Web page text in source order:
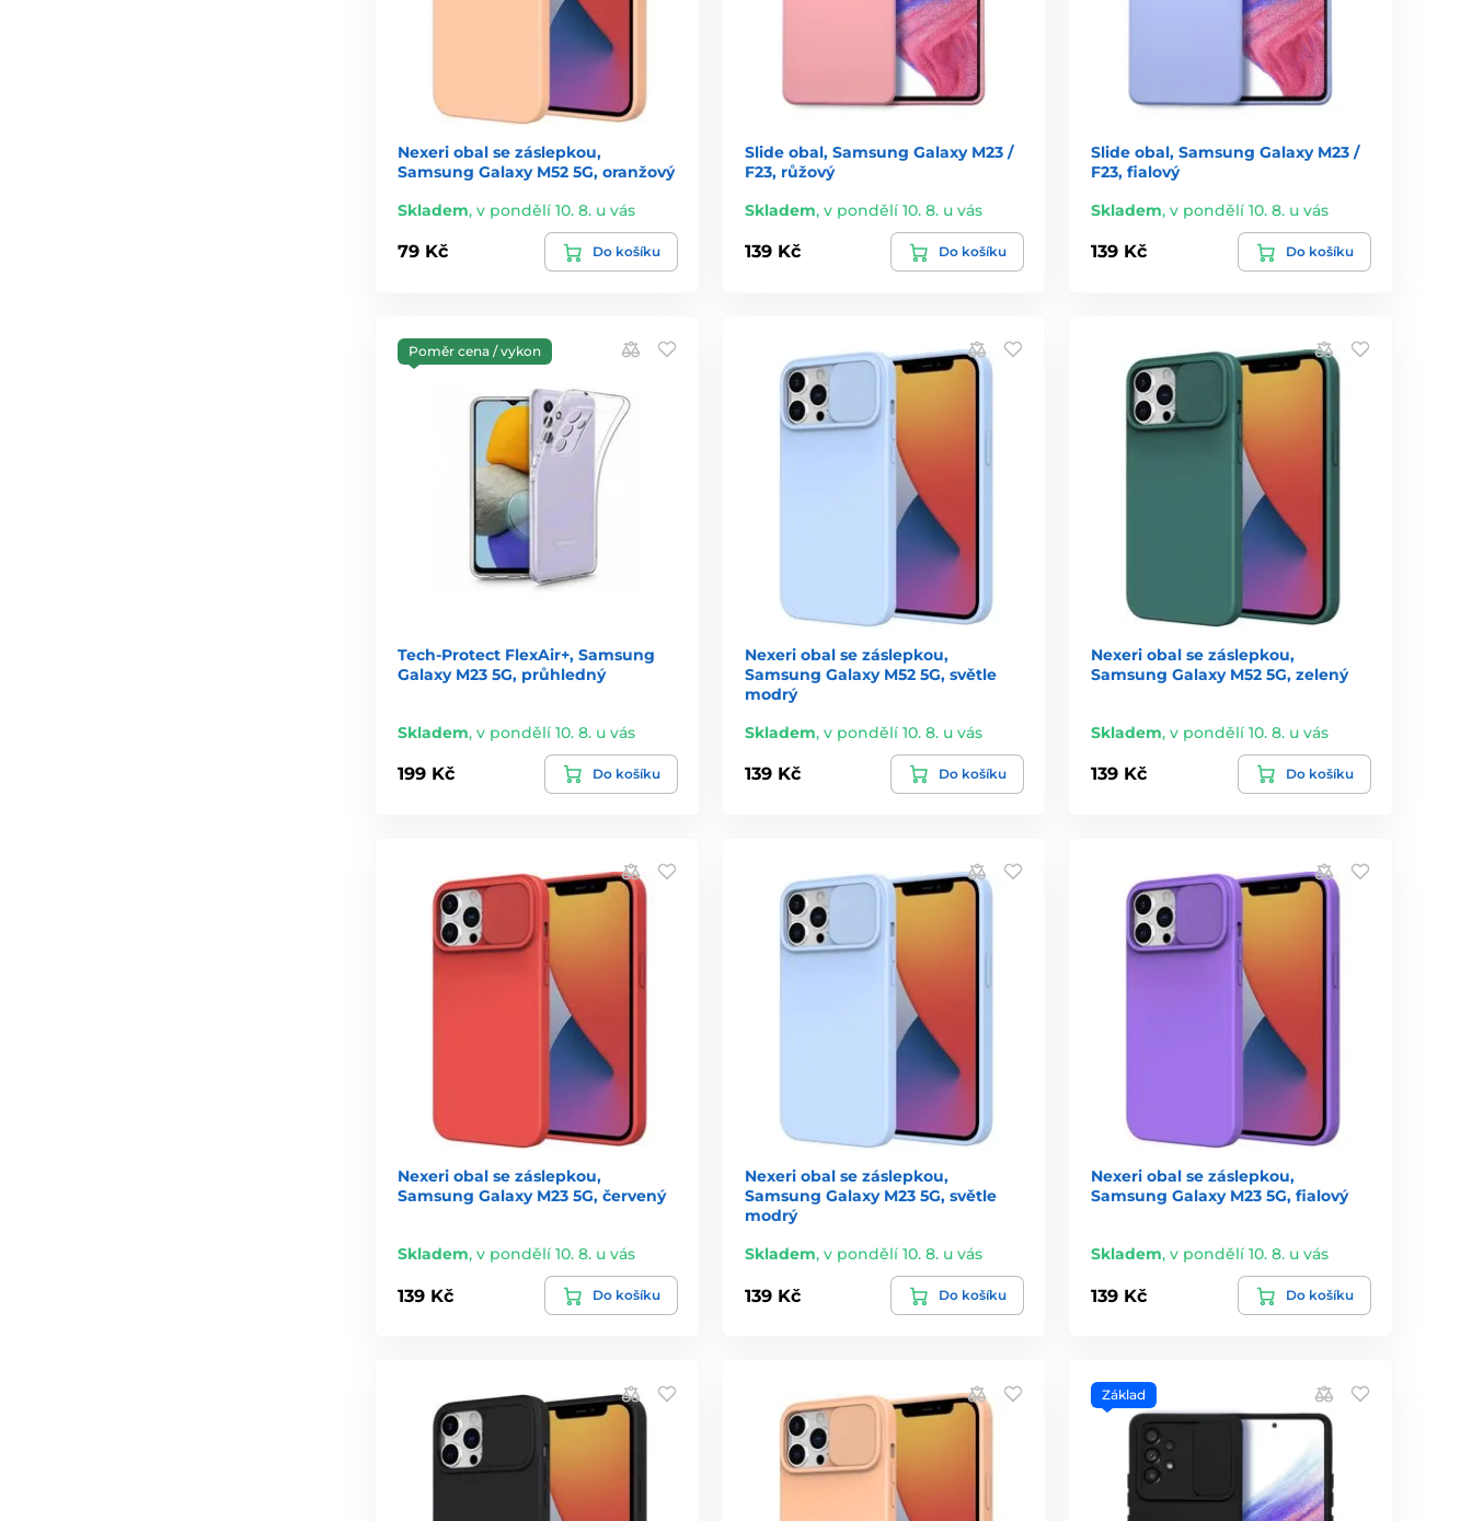
Nexeri obal se záslepkou,
Samsung Galaxy M52 5G, oranžový
Skladem, v pondělí 10. 8. u vás
79 Kč Do košíku
Slide obal, Samsung Galaxy M23 /
F23, růžový
Skladem, v pondělí 10. 8. u vás
139 Kč Do košíku
Slide obal, Samsung Galaxy M23 /
F23, fialový
Skladem,v pondělí 10. 8. u vás
139 Kč Do košíku
Poměr cena / vykon
Tech-Protect FlexAir+, Samsung
Galaxy M23 5G, průhledný
Skladem, v pondělí 10. 8. u vás
199 Kč Do košíku
Nexeri obal se záslepkou,
Samsung Galaxy M52 5G, světle
modrý
Skladem, v pondělí 10. 8. u vás
139 Kč Do košíku
Nexeri obal se záslepkou,
Samsung Galaxy M52 5G, zelený
Skladem,v pondělí 10. 8. u vás
139 Kč Do košíku
Nexeri obal se záslepkou,
Samsung Galaxy M23 5G, červený
Skladem, v pondělí 10. 8. u vás
139 Kč Do košíku
Nexeri obal se záslepkou,
Samsung Galaxy M23 5G, světle
modrý
Skladem, v pondělí 10. 8. u vás
139 Kč Do košíku
Nexeri obal se záslepkou,
Samsung Galaxy M23 5G, fialový
Skladem,v pondělí 10. 8. u vás
139 Kč Do košíku
Základ